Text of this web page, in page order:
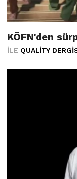
KÖFN'den
İLE QUALITY